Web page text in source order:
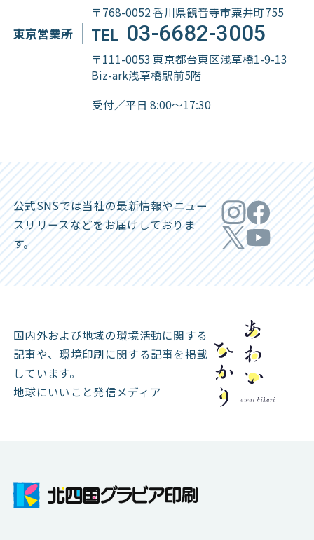
〒768-0052 香川県観音寺市粟井町755
東京営業所 TEL 03-6682-3005
〒111-0053 東京都台東区浅草橋1-9-13
Biz-ark浅草橋駅前5階
受付／平日 8:00～17:30
公式SNSでは当社の最新情報やニュー
スリリースなどをお届けしておりま
す。
国内外および地域の環境活動に関する
記事や、 環境印刷に関する記事を掲載
しています。
地球にいいこと発信メディア